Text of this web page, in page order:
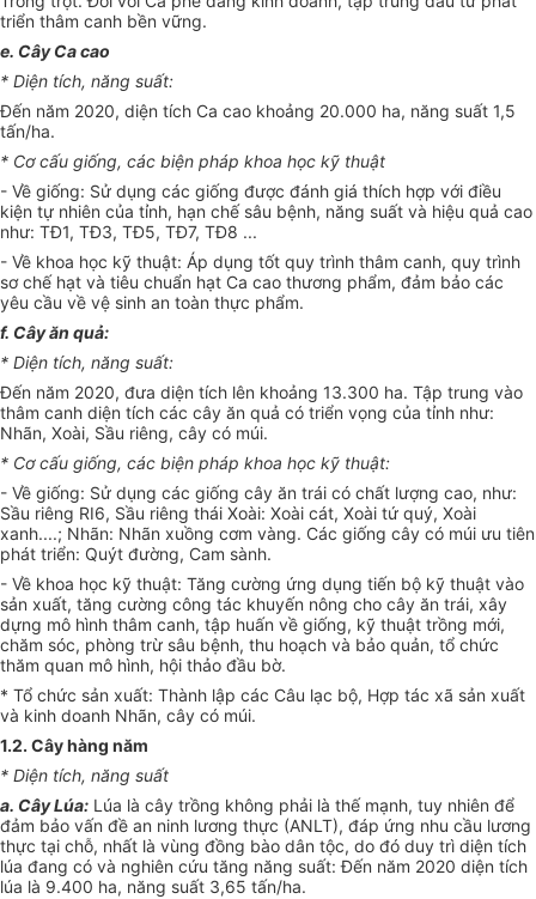
triển thâm canh bền vững.
e. Cây Ca cao
* Diện tích, năng suất:
Đến năm 2020, diện tích Ca cao khoảng 20.000 ha, năng suất 1,5
tấn/ha.
* Cơ cấu giống, các biện pháp khoa học kỹ thuật
- Về giống: Sử dụng các giống được đánh giá thích hợp với điều
kiện tự nhiên của tỉnh, hạn chế sâu bệnh, năng suất và hiệu quả cao
như: TĐ1, TĐ3, TĐ5, TĐ7, TĐ8 ...
- Về khoa học kỹ thuật: Áp dụng tốt quy trình thâm canh, quy trình
sơ chế hạt và tiêu chuẩn hạt Ca cao thương phẩm, đảm bảo các
yêu cầu về vệ sinh an toàn thực phẩm.
f. Cây ăn quả:
* Diện tích, năng suất:
Đến năm 2020, đưa diện tích lên khoảng 13.300 ha. Tập trung vào
thâm canh diện tích các cây ăn quả có triển vọng của tỉnh như:
Nhãn, Xoài, Sầu riêng, cây có múi.
* Cơ cấu giống, các biện pháp khoa học kỹ thuật:
- Về giống: Sử dụng các giống cây ăn trái có chất lượng cao, như:
Sầu riêng RI6, Sầu riêng thái Xoài: Xoài cát, Xoài tứ quý, Xoài
xanh....; Nhãn: Nhãn xuồng cơm vàng. Các giống cây có múi ưu tiên
phát triển: Quýt đường, Cam sành.
- Về khoa học kỹ thuật: Tăng cường ứng dụng tiến bộ kỹ thuật vào
sản xuất, tăng cường công tác khuyến nông cho cây ăn trái, xây
dựng mô hình thâm canh, tập huấn về giống, kỹ thuật trồng mới,
chăm sóc, phòng trừ sâu bệnh, thu hoạch và bảo quản, tổ chức
thăm quan mô hình, hội thảo đầu bờ.
* Tổ chức sản xuất: Thành lập các Câu lạc bộ, Hợp tác xã sản xuất
và kinh doanh Nhãn, cây có múi.
1.2. Cây hàng năm
* Diện tích, năng suất
a. Cây Lúa: Lúa là cây trồng không phải là thế mạnh, tuy nhiên để
đảm bảo vấn đề an ninh lương thực (ANLT), đáp ứng nhu cầu lương
thực tại chỗ, nhất là vùng đồng bào dân tộc, do đó duy trì diện tích
lúa đang có và nghiên cứu tăng năng suất: Đến năm 2020 diện tích
lúa là 9.400 ha, năng suất 3,65 tấn/ha.